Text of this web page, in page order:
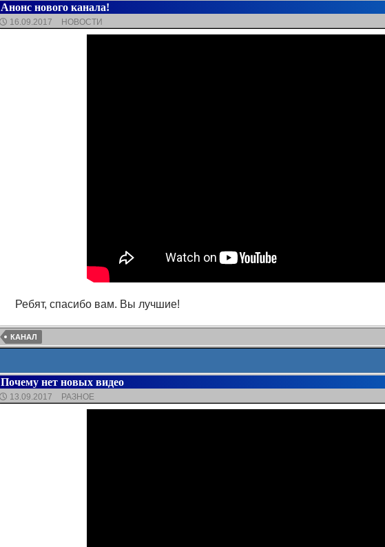
Анонс нового канала!
16.09.2017 НОВОСТИ
Ребят, спасибо вам. Вы лучшие!
КАНАЛ
Почему нет новых видео
13.09.2017 РАЗНОЕ